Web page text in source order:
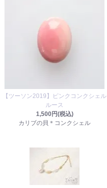
【ツーソン2019】ピンクコンクシェル
ルース
1,500円(税込)
カリブの貝＊コンクシェル